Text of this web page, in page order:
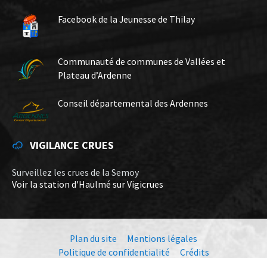
Facebook de la Jeunesse de Thilay
Communauté de communes de Vallées et
Plateau d’Ardenne
Conseil départemental des Ardennes
VIGILANCE CRUES
Surveillez les crues de la Semoy
Voir la station d'Haulmé sur Vigicrues
Plan du site
Mentions légales
Politique de confidentialité
Crédits